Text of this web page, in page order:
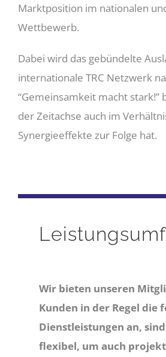
Marktposition im nationalen
Wettbewerb.
Dabei wird das gebündelte
internationale TRC Netzwerk
“Gemeinsamkeit macht stark!”
der Zeitachse auch im
Synergieeffekte zur Folge hat.
Wir bieten unseren
Kunden in der Regel die
Dienstleistungen an,
flexibel, um auch